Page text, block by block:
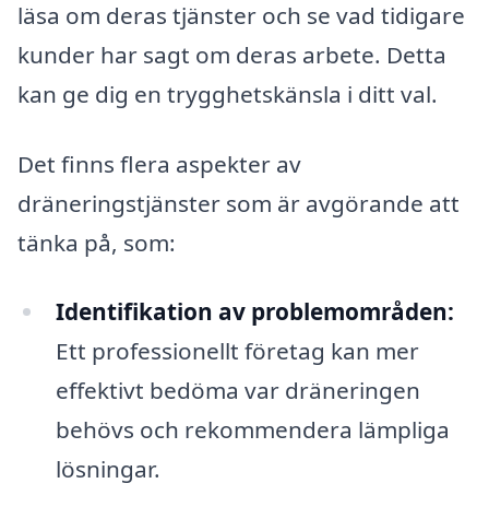
läsa om deras tjänster och se vad tidigare
kunder har sagt om deras arbete. Detta
kan ge dig en trygghetskänsla i ditt val.
Det finns flera aspekter av
dräneringstjänster som är avgörande att
tänka på, som:
Identifikation av problemområden:
Ett professionellt företag kan mer
effektivt bedöma var dräneringen
behövs och rekommendera lämpliga
lösningar.